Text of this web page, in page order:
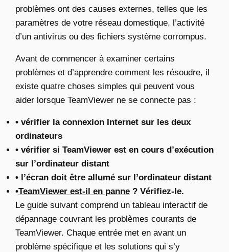
problèmes ont des causes externes, telles que les
paramètres de votre réseau domestique, l’activité
d’un antivirus ou des fichiers système corrompus.
Avant de commencer à examiner certains
problèmes et d’apprendre comment les résoudre, il
existe quatre choses simples qui peuvent vous
aider lorsque TeamViewer ne se connecte pas :
• vérifier la connexion Internet sur les deux
ordinateurs
• vérifier si TeamViewer est en cours d’exécution
sur l’ordinateur distant
• l’écran doit être allumé sur l’ordinateur distant
•TeamViewer est-il en panne ? Vérifiez-le.
Le guide suivant comprend un tableau interactif de
dépannage couvrant les problèmes courants de
TeamViewer. Chaque entrée met en avant un
problème spécifique et les solutions qui s’y